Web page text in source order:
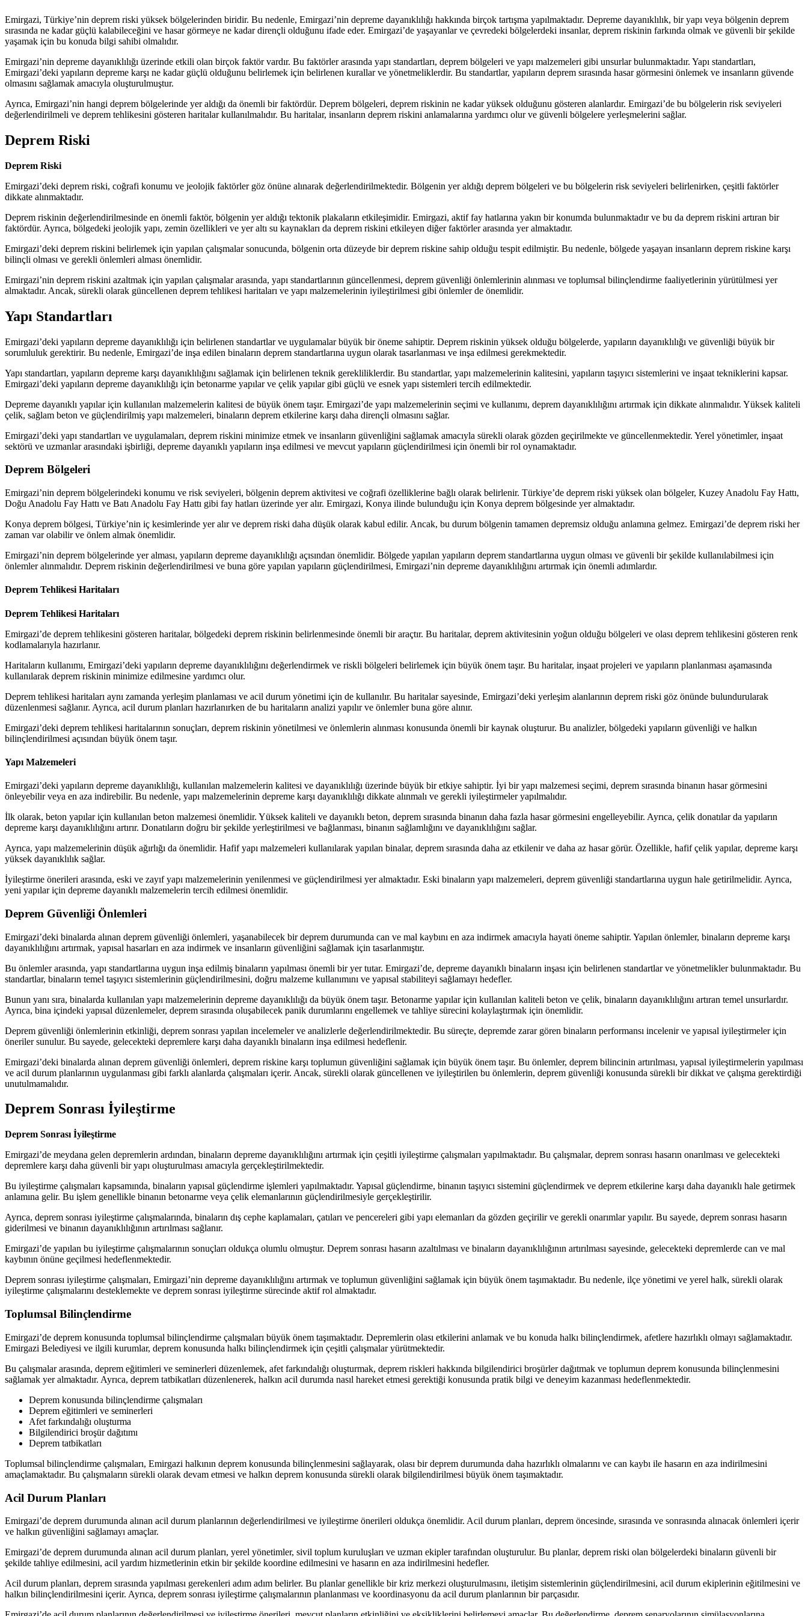
Emirgazi, Türkiye’nin deprem riski yüksek bölgelerinden biridir. Bu nedenle, Emirgazi’nin depreme dayanıklılığı hakkında birçok tartışma yapılmaktadır. Depreme dayanıklılık, bir yapı veya bölgenin deprem
sırasında ne kadar güçlü kalabileceğini ve hasar görmeye ne kadar dirençli olduğunu ifade eder. Emirgazi’de yaşayanlar ve çevredeki bölgelerdeki insanlar, deprem riskinin farkında olmak ve güvenli bir şekilde
yaşamak için bu konuda bilgi sahibi olmalıdır.
Emirgazi’nin depreme dayanıklılığı üzerinde etkili olan birçok faktör vardır. Bu faktörler arasında yapı standartları, deprem bölgeleri ve yapı malzemeleri gibi unsurlar bulunmaktadır. Yapı standartları,
Emirgazi’deki yapıların depreme karşı ne kadar güçlü olduğunu belirlemek için belirlenen kurallar ve yönetmeliklerdir. Bu standartlar, yapıların deprem sırasında hasar görmesini önlemek ve insanların güvende
olmasını sağlamak amacıyla oluşturulmuştur.
Ayrıca, Emirgazi’nin hangi deprem bölgelerinde yer aldığı da önemli bir faktördür. Deprem bölgeleri, deprem riskinin ne kadar yüksek olduğunu gösteren alanlardır. Emirgazi’de bu bölgelerin risk seviyeleri
değerlendirilmeli ve deprem tehlikesini gösteren haritalar kullanılmalıdır. Bu haritalar, insanların deprem riskini anlamalarına yardımcı olur ve güvenli bölgelere yerleşmelerini sağlar.
Deprem Riski
Deprem Riski
Emirgazi’deki deprem riski, coğrafi konumu ve jeolojik faktörler göz önüne alınarak değerlendirilmektedir. Bölgenin yer aldığı deprem bölgeleri ve bu bölgelerin risk seviyeleri belirlenirken, çeşitli faktörler
dikkate alınmaktadır.
Deprem riskinin değerlendirilmesinde en önemli faktör, bölgenin yer aldığı tektonik plakaların etkileşimidir. Emirgazi, aktif fay hatlarına yakın bir konumda bulunmaktadır ve bu da deprem riskini artıran bir
faktördür. Ayrıca, bölgedeki jeolojik yapı, zemin özellikleri ve yer altı su kaynakları da deprem riskini etkileyen diğer faktörler arasında yer almaktadır.
Emirgazi’deki deprem riskini belirlemek için yapılan çalışmalar sonucunda, bölgenin orta düzeyde bir deprem riskine sahip olduğu tespit edilmiştir. Bu nedenle, bölgede yaşayan insanların deprem riskine karşı
bilinçli olması ve gerekli önlemleri alması önemlidir.
Emirgazi’nin deprem riskini azaltmak için yapılan çalışmalar arasında, yapı standartlarının güncellenmesi, deprem güvenliği önlemlerinin alınması ve toplumsal bilinçlendirme faaliyetlerinin yürütülmesi yer
almaktadır. Ancak, sürekli olarak güncellenen deprem tehlikesi haritaları ve yapı malzemelerinin iyileştirilmesi gibi önlemler de önemlidir.
Yapı Standartları
Emirgazi’deki yapıların depreme dayanıklılığı için belirlenen standartlar ve uygulamalar büyük bir öneme sahiptir. Deprem riskinin yüksek olduğu bölgelerde, yapıların dayanıklılığı ve güvenliği büyük bir
sorumluluk gerektirir. Bu nedenle, Emirgazi’de inşa edilen binaların deprem standartlarına uygun olarak tasarlanması ve inşa edilmesi gerekmektedir.
Yapı standartları, yapıların depreme karşı dayanıklılığını sağlamak için belirlenen teknik gerekliliklerdir. Bu standartlar, yapı malzemelerinin kalitesini, yapıların taşıyıcı sistemlerini ve inşaat tekniklerini kapsar.
Emirgazi’deki yapıların depreme dayanıklılığı için betonarme yapılar ve çelik yapılar gibi güçlü ve esnek yapı sistemleri tercih edilmektedir.
Depreme dayanıklı yapılar için kullanılan malzemelerin kalitesi de büyük önem taşır. Emirgazi’de yapı malzemelerinin seçimi ve kullanımı, deprem dayanıklılığını artırmak için dikkate alınmalıdır. Yüksek kaliteli
çelik, sağlam beton ve güçlendirilmiş yapı malzemeleri, binaların deprem etkilerine karşı daha dirençli olmasını sağlar.
Emirgazi’deki yapı standartları ve uygulamaları, deprem riskini minimize etmek ve insanların güvenliğini sağlamak amacıyla sürekli olarak gözden geçirilmekte ve güncellenmektedir. Yerel yönetimler, inşaat
sektörü ve uzmanlar arasındaki işbirliği, depreme dayanıklı yapıların inşa edilmesi ve mevcut yapıların güçlendirilmesi için önemli bir rol oynamaktadır.
Deprem Bölgeleri
Emirgazi’nin deprem bölgelerindeki konumu ve risk seviyeleri, bölgenin deprem aktivitesi ve coğrafi özelliklerine bağlı olarak belirlenir. Türkiye’de deprem riski yüksek olan bölgeler, Kuzey Anadolu Fay Hattı,
Doğu Anadolu Fay Hattı ve Batı Anadolu Fay Hattı gibi fay hatları üzerinde yer alır. Emirgazi, Konya ilinde bulunduğu için Konya deprem bölgesinde yer almaktadır.
Konya deprem bölgesi, Türkiye’nin iç kesimlerinde yer alır ve deprem riski daha düşük olarak kabul edilir. Ancak, bu durum bölgenin tamamen depremsiz olduğu anlamına gelmez. Emirgazi’de deprem riski her
zaman var olabilir ve önlem almak önemlidir.
Emirgazi’nin deprem bölgelerinde yer alması, yapıların depreme dayanıklılığı açısından önemlidir. Bölgede yapılan yapıların deprem standartlarına uygun olması ve güvenli bir şekilde kullanılabilmesi için
önlemler alınmalıdır. Deprem riskinin değerlendirilmesi ve buna göre yapılan yapıların güçlendirilmesi, Emirgazi’nin depreme dayanıklılığını artırmak için önemli adımlardır.
Deprem Tehlikesi Haritaları
Deprem Tehlikesi Haritaları
Emirgazi’de deprem tehlikesini gösteren haritalar, bölgedeki deprem riskinin belirlenmesinde önemli bir araçtır. Bu haritalar, deprem aktivitesinin yoğun olduğu bölgeleri ve olası deprem tehlikesini gösteren renk
kodlamalarıyla hazırlanır.
Haritaların kullanımı, Emirgazi’deki yapıların depreme dayanıklılığını değerlendirmek ve riskli bölgeleri belirlemek için büyük önem taşır. Bu haritalar, inşaat projeleri ve yapıların planlanması aşamasında
kullanılarak deprem riskinin minimize edilmesine yardımcı olur.
Deprem tehlikesi haritaları aynı zamanda yerleşim planlaması ve acil durum yönetimi için de kullanılır. Bu haritalar sayesinde, Emirgazi’deki yerleşim alanlarının deprem riski göz önünde bulundurularak
düzenlenmesi sağlanır. Ayrıca, acil durum planları hazırlanırken de bu haritaların analizi yapılır ve önlemler buna göre alınır.
Emirgazi’deki deprem tehlikesi haritalarının sonuçları, deprem riskinin yönetilmesi ve önlemlerin alınması konusunda önemli bir kaynak oluşturur. Bu analizler, bölgedeki yapıların güvenliği ve halkın
bilinçlendirilmesi açısından büyük önem taşır.
Yapı Malzemeleri
Emirgazi’deki yapıların depreme dayanıklılığı, kullanılan malzemelerin kalitesi ve dayanıklılığı üzerinde büyük bir etkiye sahiptir. İyi bir yapı malzemesi seçimi, deprem sırasında binanın hasar görmesini
önleyebilir veya en aza indirebilir. Bu nedenle, yapı malzemelerinin depreme karşı dayanıklılığı dikkate alınmalı ve gerekli iyileştirmeler yapılmalıdır.
İlk olarak, beton yapılar için kullanılan beton malzemesi önemlidir. Yüksek kaliteli ve dayanıklı beton, deprem sırasında binanın daha fazla hasar görmesini engelleyebilir. Ayrıca, çelik donatılar da yapıların
depreme karşı dayanıklılığını artırır. Donatıların doğru bir şekilde yerleştirilmesi ve bağlanması, binanın sağlamlığını ve dayanıklılığını sağlar.
Ayrıca, yapı malzemelerinin düşük ağırlığı da önemlidir. Hafif yapı malzemeleri kullanılarak yapılan binalar, deprem sırasında daha az etkilenir ve daha az hasar görür. Özellikle, hafif çelik yapılar, depreme karşı
yüksek dayanıklılık sağlar.
İyileştirme önerileri arasında, eski ve zayıf yapı malzemelerinin yenilenmesi ve güçlendirilmesi yer almaktadır. Eski binaların yapı malzemeleri, deprem güvenliği standartlarına uygun hale getirilmelidir. Ayrıca,
yeni yapılar için depreme dayanıklı malzemelerin tercih edilmesi önemlidir.
Deprem Güvenliği Önlemleri
Emirgazi’deki binalarda alınan deprem güvenliği önlemleri, yaşanabilecek bir deprem durumunda can ve mal kaybını en aza indirmek amacıyla hayati öneme sahiptir. Yapılan önlemler, binaların depreme karşı
dayanıklılığını artırmak, yapısal hasarları en aza indirmek ve insanların güvenliğini sağlamak için tasarlanmıştır.
Bu önlemler arasında, yapı standartlarına uygun inşa edilmiş binaların yapılması önemli bir yer tutar. Emirgazi’de, depreme dayanıklı binaların inşası için belirlenen standartlar ve yönetmelikler bulunmaktadır. Bu
standartlar, binaların temel taşıyıcı sistemlerinin güçlendirilmesini, doğru malzeme kullanımını ve yapısal stabiliteyi sağlamayı hedefler.
Bunun yanı sıra, binalarda kullanılan yapı malzemelerinin depreme dayanıklılığı da büyük önem taşır. Betonarme yapılar için kullanılan kaliteli beton ve çelik, binaların dayanıklılığını artıran temel unsurlardır.
Ayrıca, bina içindeki yapısal düzenlemeler, deprem sırasında oluşabilecek panik durumlarını engellemek ve tahliye sürecini kolaylaştırmak için önemlidir.
Deprem güvenliği önlemlerinin etkinliği, deprem sonrası yapılan incelemeler ve analizlerle değerlendirilmektedir. Bu süreçte, depremde zarar gören binaların performansı incelenir ve yapısal iyileştirmeler için
öneriler sunulur. Bu sayede, gelecekteki depremlere karşı daha dayanıklı binaların inşa edilmesi hedeflenir.
Emirgazi’deki binalarda alınan deprem güvenliği önlemleri, deprem riskine karşı toplumun güvenliğini sağlamak için büyük önem taşır. Bu önlemler, deprem bilincinin artırılması, yapısal iyileştirmelerin yapılması
ve acil durum planlarının uygulanması gibi farklı alanlarda çalışmaları içerir. Ancak, sürekli olarak güncellenen ve iyileştirilen bu önlemlerin, deprem güvenliği konusunda sürekli bir dikkat ve çalışma gerektirdiği
unutulmamalıdır.
Deprem Sonrası İyileştirme
Deprem Sonrası İyileştirme
Emirgazi’de meydana gelen depremlerin ardından, binaların depreme dayanıklılığını artırmak için çeşitli iyileştirme çalışmaları yapılmaktadır. Bu çalışmalar, deprem sonrası hasarın onarılması ve gelecekteki
depremlere karşı daha güvenli bir yapı oluşturulması amacıyla gerçekleştirilmektedir.
Bu iyileştirme çalışmaları kapsamında, binaların yapısal güçlendirme işlemleri yapılmaktadır. Yapısal güçlendirme, binanın taşıyıcı sistemini güçlendirmek ve deprem etkilerine karşı daha dayanıklı hale getirmek
anlamına gelir. Bu işlem genellikle binanın betonarme veya çelik elemanlarının güçlendirilmesiyle gerçekleştirilir.
Ayrıca, deprem sonrası iyileştirme çalışmalarında, binaların dış cephe kaplamaları, çatıları ve pencereleri gibi yapı elemanları da gözden geçirilir ve gerekli onarımlar yapılır. Bu sayede, deprem sonrası hasarın
giderilmesi ve binanın dayanıklılığının artırılması sağlanır.
Emirgazi’de yapılan bu iyileştirme çalışmalarının sonuçları oldukça olumlu olmuştur. Deprem sonrası hasarın azaltılması ve binaların dayanıklılığının artırılması sayesinde, gelecekteki depremlerde can ve mal
kaybının önüne geçilmesi hedeflenmektedir.
Deprem sonrası iyileştirme çalışmaları, Emirgazi’nin depreme dayanıklılığını artırmak ve toplumun güvenliğini sağlamak için büyük önem taşımaktadır. Bu nedenle, ilçe yönetimi ve yerel halk, sürekli olarak
iyileştirme çalışmalarını desteklemekte ve deprem sonrası iyileştirme sürecinde aktif rol almaktadır.
Toplumsal Bilinçlendirme
Emirgazi’de deprem konusunda toplumsal bilinçlendirme çalışmaları büyük önem taşımaktadır. Depremlerin olası etkilerini anlamak ve bu konuda halkı bilinçlendirmek, afetlere hazırlıklı olmayı sağlamaktadır.
Emirgazi Belediyesi ve ilgili kurumlar, deprem konusunda halkı bilinçlendirmek için çeşitli çalışmalar yürütmektedir.
Bu çalışmalar arasında, deprem eğitimleri ve seminerleri düzenlemek, afet farkındalığı oluşturmak, deprem riskleri hakkında bilgilendirici broşürler dağıtmak ve toplumun deprem konusunda bilinçlenmesini
sağlamak yer almaktadır. Ayrıca, deprem tatbikatları düzenlenerek, halkın acil durumda nasıl hareket etmesi gerektiği konusunda pratik bilgi ve deneyim kazanması hedeflenmektedir.
Deprem konusunda bilinçlendirme çalışmaları
Deprem eğitimleri ve seminerleri
Afet farkındalığı oluşturma
Bilgilendirici broşür dağıtımı
Deprem tatbikatları
Toplumsal bilinçlendirme çalışmaları, Emirgazi halkının deprem konusunda bilinçlenmesini sağlayarak, olası bir deprem durumunda daha hazırlıklı olmalarını ve can kaybı ile hasarın en aza indirilmesini
amaçlamaktadır. Bu çalışmaların sürekli olarak devam etmesi ve halkın deprem konusunda sürekli olarak bilgilendirilmesi büyük önem taşımaktadır.
Acil Durum Planları
Emirgazi’de deprem durumunda alınan acil durum planlarının değerlendirilmesi ve iyileştirme önerileri oldukça önemlidir. Acil durum planları, deprem öncesinde, sırasında ve sonrasında alınacak önlemleri içerir
ve halkın güvenliğini sağlamayı amaçlar.
Emirgazi’de deprem durumunda alınan acil durum planları, yerel yönetimler, sivil toplum kuruluşları ve uzman ekipler tarafından oluşturulur. Bu planlar, deprem riski olan bölgelerdeki binaların güvenli bir
şekilde tahliye edilmesini, acil yardım hizmetlerinin etkin bir şekilde koordine edilmesini ve hasarın en aza indirilmesini hedefler.
Acil durum planları, deprem sırasında yapılması gerekenleri adım adım belirler. Bu planlar genellikle bir kriz merkezi oluşturulmasını, iletişim sistemlerinin güçlendirilmesini, acil durum ekiplerinin eğitilmesini ve
halkın bilinçlendirilmesini içerir. Ayrıca, deprem sonrası iyileştirme çalışmalarının planlanması ve koordinasyonu da acil durum planlarının bir parçasıdır.